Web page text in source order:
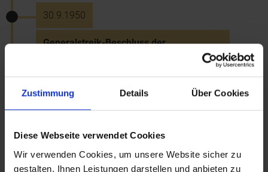
Zustimmung Details Über Cookies
Diese Webseite verwendet Cookies
Wir verwenden Cookies, um unsere Website sicher zu
gestalten, Ihnen Leistungen darstellen und anbieten zu
30.9.1950
Generalstreik-Beschluss der
Betriebsrätekonferenz für 4. Oktober
31.12.1950
Wien